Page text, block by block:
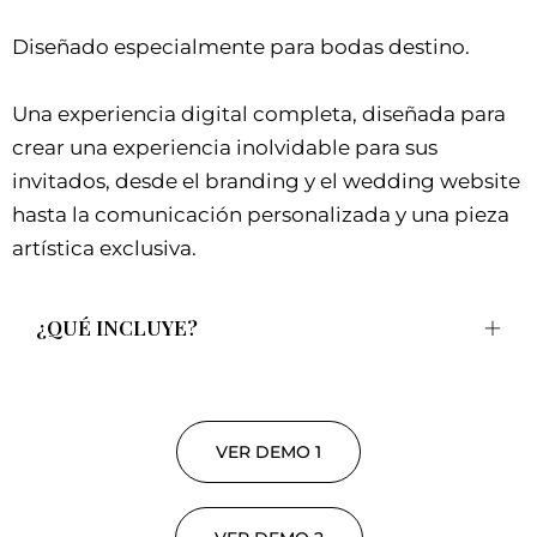
Diseñado especialmente para bodas destino.
Una experiencia digital completa, diseñada para
crear una experiencia inolvidable para sus
invitados, desde el branding y el wedding website
hasta la comunicación personalizada y una pieza
artística exclusiva.
¿QUÉ INCLUYE?
VER DEMO 1